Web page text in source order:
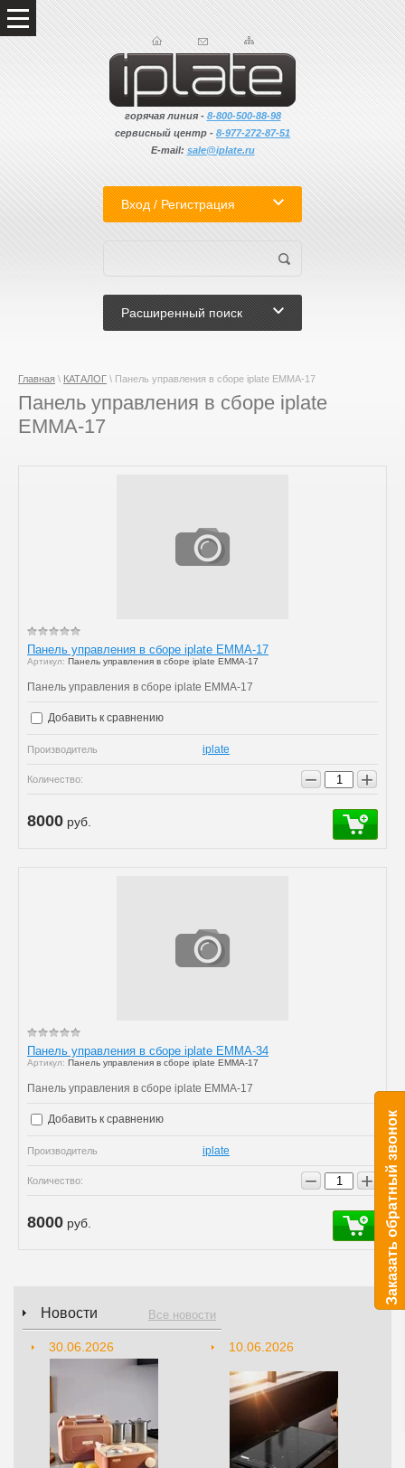
Заказать обратный звонок
горячая линия - 8-800-500-88-98
сервисный центр - 8-977-272-87-51
E-mail: sale@iplate.ru
Новости Все новости
30.06.2026 10.06.2026
Вход / Регистрация
Расширенный поиск
Главная \ КАТАЛОГ \ Панель управления в сборе iplate EMMA-17
Панель управления в сборе iplate
EMMA-17
Панель управления в сборе iplate EMMA-17
Артикул: Панель управления в сборе iplate EMMA-17
Панель управления в сборе iplate EMMA-17
Добавить к сравнению
Производитель iplate
Количество: − +
8000 руб.
Панель управления в сборе iplate EMMA-34
Артикул: Панель управления в сборе iplate EMMA-17
Панель управления в сборе iplate EMMA-17
Добавить к сравнению
Производитель iplate
Количество: − +
8000 руб.